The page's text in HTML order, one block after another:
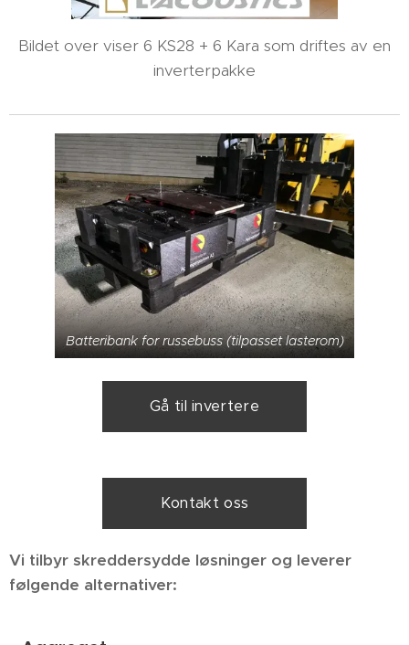
Bildet over viser 6 KS28 + 6 Kara som driftes av en
inverterpakke
Batteribank for russebuss (tilpasset lasterom)
Gå til invertere
Kontakt oss
Vi tilbyr skreddersydde løsninger og leverer
følgende alternativer: